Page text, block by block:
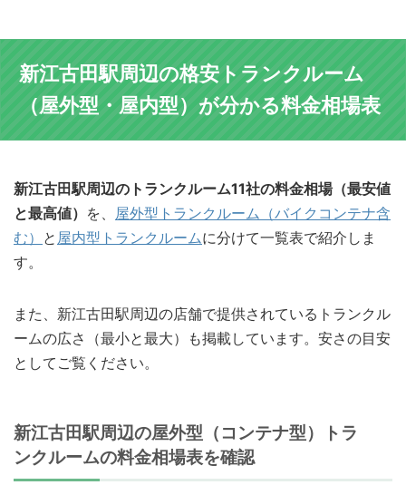
新江古田駅周辺の格安トランクルーム
（屋外型・屋内型）が分かる料金相場表
新江古田駅周辺のトランクルーム11社の料金相場（最安値
と最高値） を、 屋外型トランクルーム（バイクコンテナ含
む） と 屋内型トランクルームに分けて一覧表で紹介しま
す。
また、新江古田駅周辺の店舗で提供されているトランクル
ームの広さ（最小と最大）も掲載しています。安さの目安
としてご覧ください。
新江古田駅周辺の屋外型（コンテナ型）トラ
ンクルームの料金相場表を確認